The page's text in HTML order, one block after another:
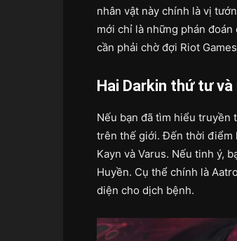
nhân vật này chính là vị
mới chỉ là những phán
cần phải chờ đợi Riot
Hai Darkin thứ tư
Nếu bạn đã tìm hiểu truyền
trên thế giới. Đến thời điểm
Kayn và Varus. Nếu tinh ý,
Huyền. Cụ thể chính là
diện cho dịch bệnh.